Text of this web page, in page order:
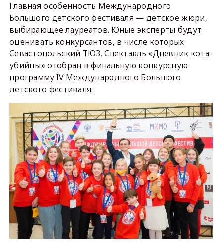
Главная особенность Международного
Большого детского фестиваля — детское жюри,
выбирающее лауреатов. Юные эксперты будут
оценивать конкурсантов, в числе которых
Севастопольский ТЮЗ. Спектакль «Дневник кота-
убийцы» отобран в финальную конкурсную
программу IV Международного Большого
детского фестиваля.